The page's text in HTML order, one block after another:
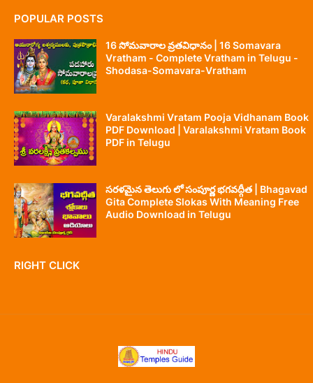
POPULAR POSTS
16 సోమవారాల వ్రతవిధానం | 16 Somavara
Vratham - Complete Vratham in Telugu -
Shodasa-Somavara-Vratham
Varalakshmi Vratam Pooja Vidhanam Book
PDF Download | Varalakshmi Vratam Book
PDF in Telugu
సరళమైన తెలుగు లో సంపూర్ణ భగవద్గీత | Bhagavad
Gita Complete Slokas With Meaning Free
Audio Download in Telugu
RIGHT CLICK